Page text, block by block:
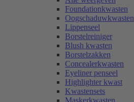
Foundationkwasten
Oogschaduwkwasten
Lippenseel
Borstelreiniger
Blush kwasten
Borstelzakken
Concealerkwasten
Eyeliner penseel
Highlighter kwast
Kwastensets
Maskerkwasten